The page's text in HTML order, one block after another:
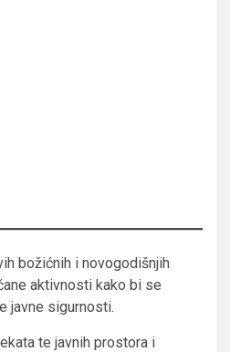
božićnih i novogodišnjih
aktivnosti kako bi se
javne sigurnosti.
te javnih prostora i